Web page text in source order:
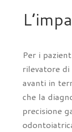
Per i
rilevatore di
avanti in
che la
precisione